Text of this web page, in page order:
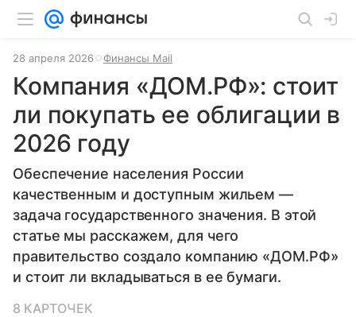
28 апреля 2026 Финансы Mail
Компания «ДОМ.РФ»: стоит
ли покупать ее облигации в
2026 году
Обеспечение населения России
качественным и доступным жильем —
задача государственного значения. В этой
статье мы расскажем, для чего
правительство создало компанию «ДОМ.РФ»
и стоит ли вкладываться в ее бумаги.
8 КАРТОЧЕК